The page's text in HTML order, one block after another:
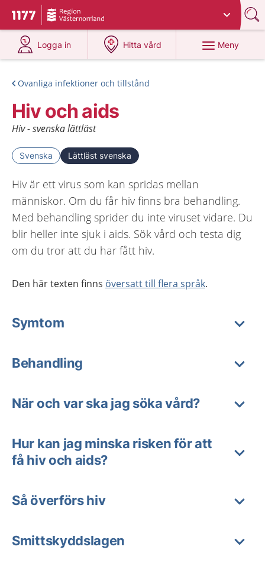
Till startsidan för 1177
Du har valt region
Logga in
på 1177.se
Hitta vård
på 1177.se
Meny
Ovanliga infektioner och tillstånd
Hiv och aids
Hiv - svenska lättläst
Svenska Lättläst svenska
Hiv är ett virus som kan spridas mellan
människor. Om du får hiv finns bra behandling.
Med behandling sprider du inte viruset vidare. Du
blir heller inte sjuk i aids. Sök vård och testa dig
om du tror att du har fått hiv.
Den här texten finns översatt till flera språk.
Symtom
Behandling
När och var ska jag söka vård?
Hur kan jag minska risken för att
få hiv och aids?
Så överförs hiv
Smittskyddslagen